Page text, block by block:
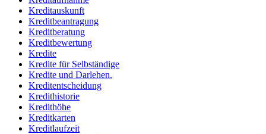
Kreditauskunft
Kreditbeantragung
Kreditberatung
Kreditbewertung
Kredite
Kredite für Selbständige
Kredite und Darlehen.
Kreditentscheidung
Kredithistorie
Kredithöhe
Kreditkarten
Kreditlaufzeit